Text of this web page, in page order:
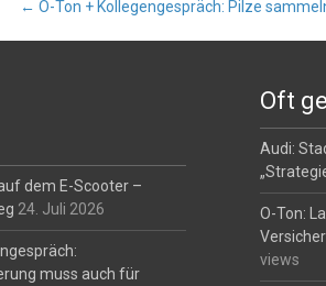
← O-Ton + Kollegengespräch: Pilze
dem E-Scooter –
24. Juli 2026
muss auch für
Oft
Audi:
O-Ton:
views